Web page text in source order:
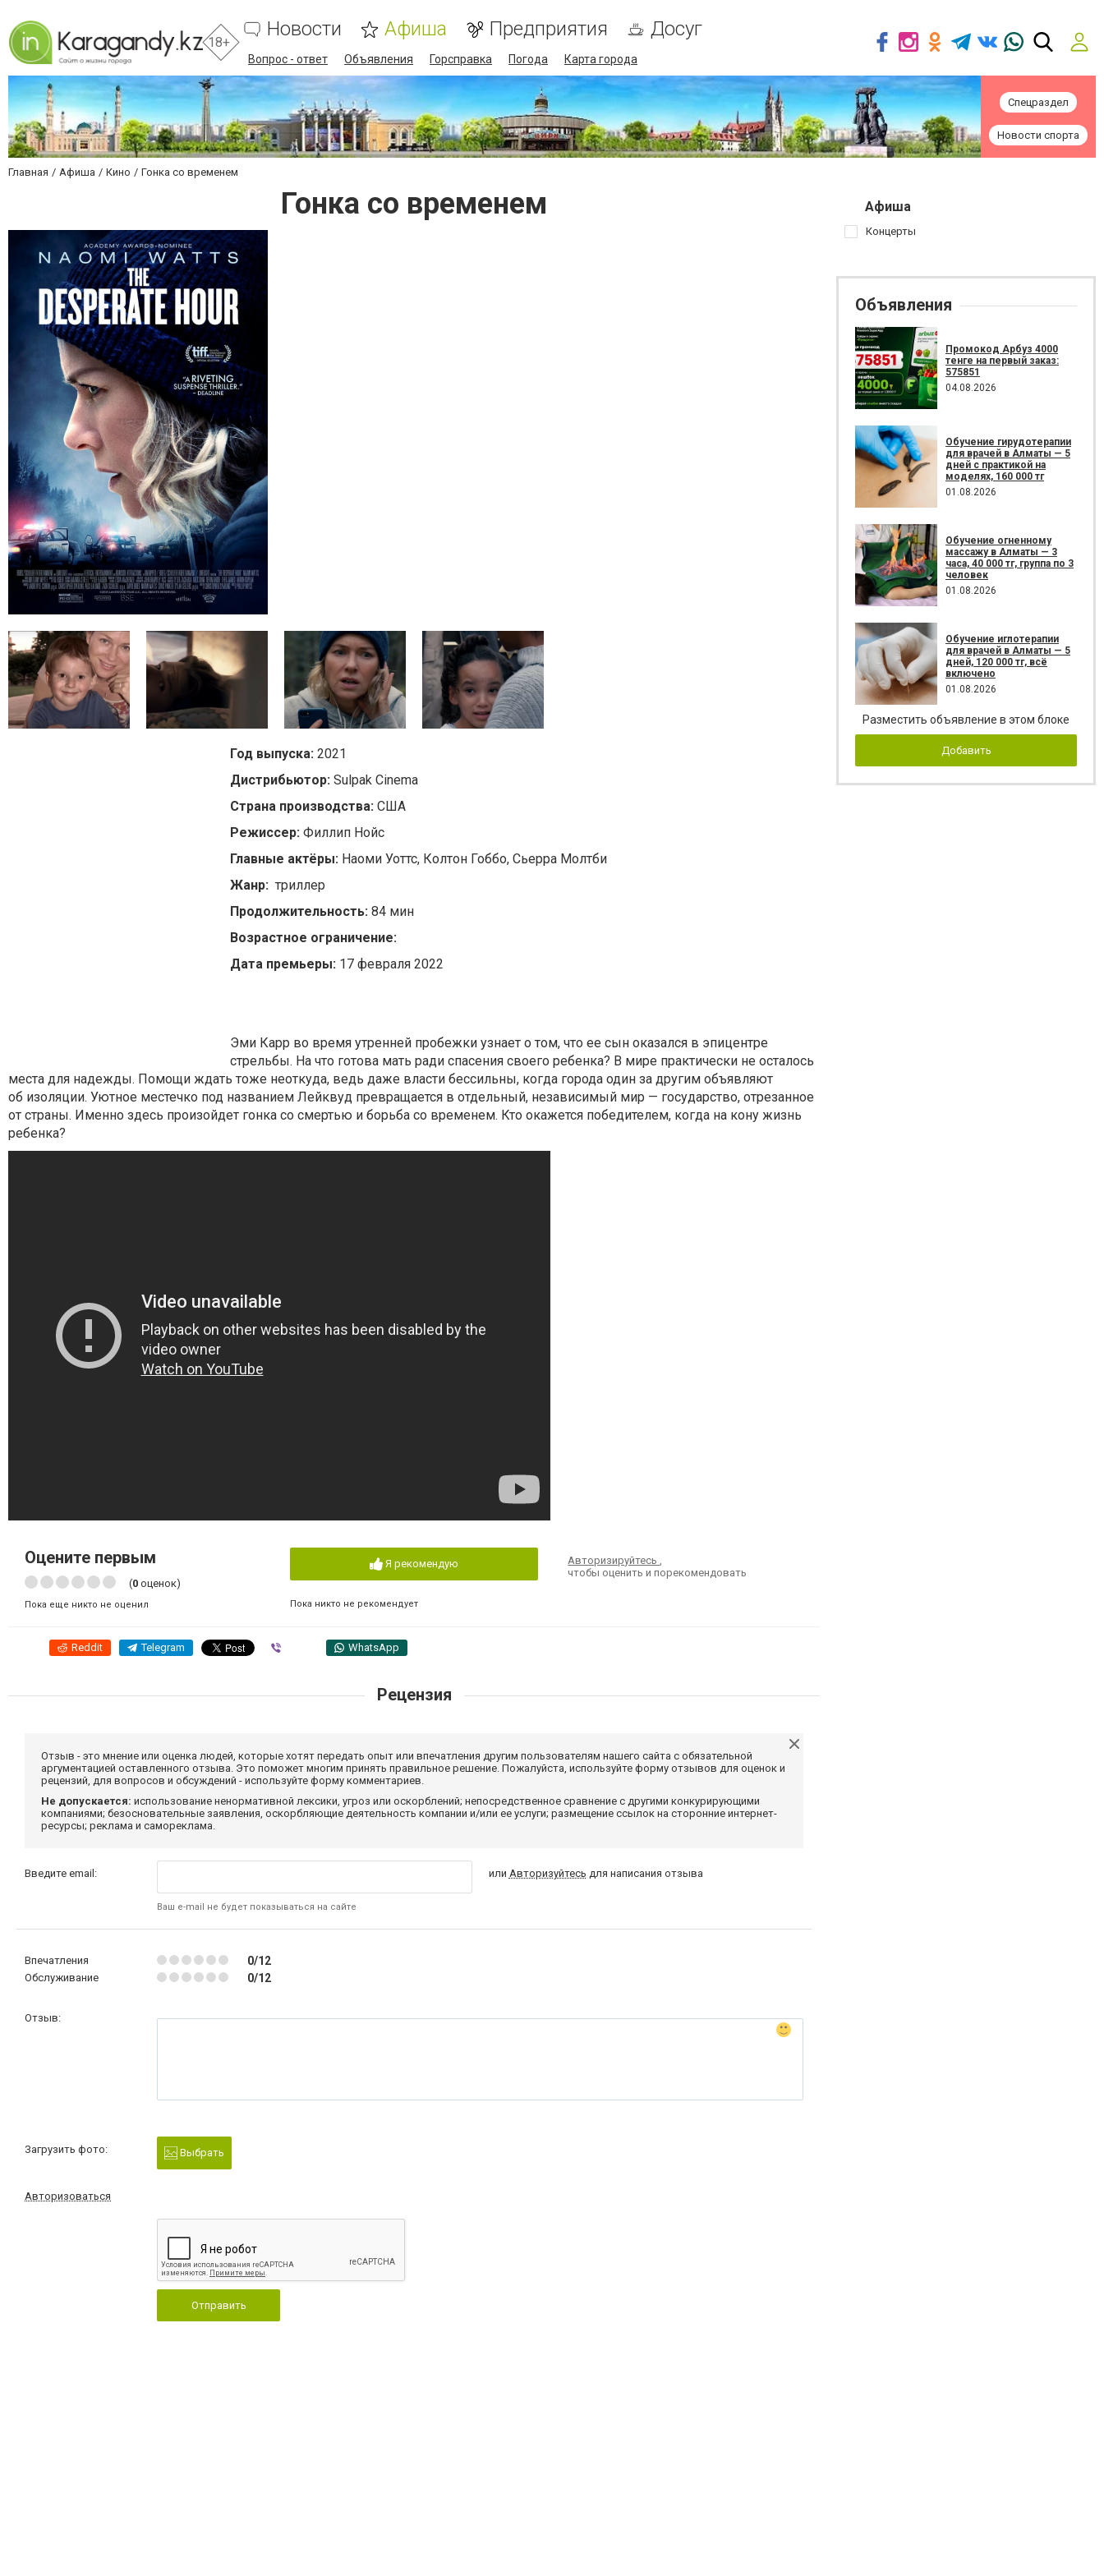
18+
Новости Афиша Предприятия Досуг
Вопрос - ответ Объявления Горсправка Погода Карта города
Спецраздел
Новости спорта
Главная Афиша Кино Гонка со временем
Гонка со временем
Год выпуска: 2021
Дистрибьютор: Sulpak Cinema
Страна производства: США
Режиссер: Филлип Нойс
Главные актёры: Наоми Уоттс, Колтон Гоббо, Сьерра Молтби
Жанр: триллер
Продолжительность: 84 мин
Возрастное ограничение:
Дата премьеры: 17 февраля 2022
Эми Карр во время утренней пробежки узнает о том, что ее сын оказался в эпицентре
стрельбы. На что готова мать ради спасения своего ребенка? В мире практически не осталось
места для надежды. Помощи ждать тоже неоткуда, ведь даже власти бессильны, когда города один за другим объявляют
об изоляции. Уютное местечко под названием Лейквуд превращается в отдельный, независимый мир — государство, отрезанное
от страны. Именно здесь произойдет гонка со смертью и борьба со временем. Кто окажется победителем, когда на кону жизнь
ребенка?
Оцените первым
(0 оценок)
Пока еще никто не оценил
Я рекомендую
Пока никто не рекомендует
Авторизируйтесь
чтобы оценить и порекомендовать
Reddit Telegram WhatsApp
Рецензия
Отзыв - это мнение или оценка людей, которые хотят передать опыт или впечатления другим пользователям нашего сайта с обязательной
аргументацией оставленного отзыва. Это поможет многим принять правильное решение. Пожалуйста, используйте форму отзывов для оценок и
рецензий, для вопросов и обсуждений - используйте форму комментариев.
Не допускается: использование ненормативной лексики, угроз или оскорблений; непосредственное сравнение с другими конкурирующими
компаниями; безосновательные заявления, оскорбляющие деятельность компании и/или ее услуги; размещение ссылок на сторонние интернет-
ресурсы; реклама и самореклама.
Введите email:
Ваш e-mail не будет показываться на сайте
или Авторизуйтесь для написания отзыва
Впечатления 0/12
Обслуживание 0/12
Отзыв:
Загрузить фото: Выбрать
Авторизоваться
Отправить
Афиша
Концерты
Объявления
Промокод Арбуз 4000
тенге на первый заказ:
575851
04.08.2026
Обучение гирудотерапии
для врачей в Алматы — 5
дней с практикой на
моделях, 160 000 тг
01.08.2026
Обучение огненному
массажу в Алматы — 3
часа, 40 000 тг, группа по 3
человек
01.08.2026
Обучение иглотерапии
для врачей в Алматы — 5
дней, 120 000 тг, всё
включено
01.08.2026
Разместить объявление в этом блоке
Добавить